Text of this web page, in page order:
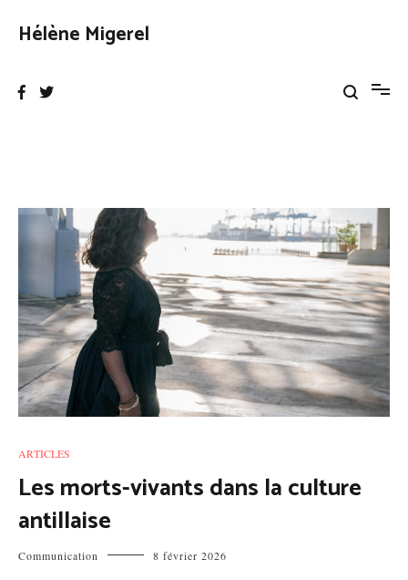
Hélène Migerel
ARTICLES
Les morts-vivants dans la culture
antillaise
Communication 8 février 2026